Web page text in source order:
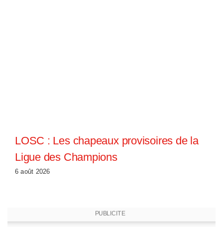
LOSC : Les chapeaux provisoires de la
Ligue des Champions
6 août 2026
PUBLICITE